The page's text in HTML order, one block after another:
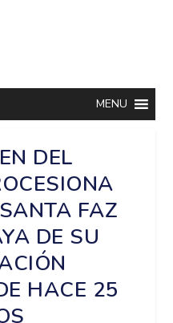
MENU
DEL
FAZ
DE SU
HACE 25